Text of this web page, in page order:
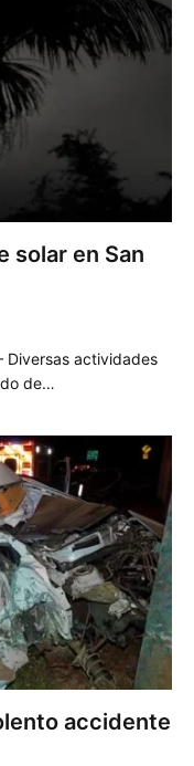
solar en San
Diversas actividades
de…
accidente